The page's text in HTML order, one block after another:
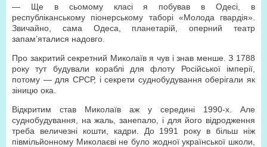
— Ще в сьомому класі я побував в Одесі, в
республіканському піонерському таборі «Молода гвардія».
Звичайно, сама Одеса, планетарій, оперний театр
запам’яталися надовго.
Про закритий секретний Миколаїв я чув і знав менше. З 1788
року тут будували кораблі для флоту Російської імперії,
потому — для СРСР, і секрети суднобудування оберігали як
зіницю ока.
Відкритим став Миколаїв аж у середині 1990-х. Але
суднобудування, на жаль, занепало, і для його відродження
треба величезні кошти, кадри. До 1991 року в більш ніж
півмільйонному Миколаєві не було жодної української школи,